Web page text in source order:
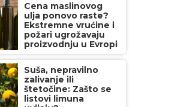
Cena maslinovog
ulja ponovo raste?
Ekstremne vrućine i
požari ugrožavaju
proizvodnju u Evropi
Suša, nepravilno
zalivanje ili
štetočine: Zašto se
listovi limuna